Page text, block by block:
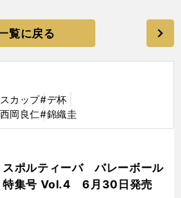
覧に戻る
カップ#デ杯
岡良仁#錦織圭
スポルティーバ バレーボール
特集号 Vol.4 6月30日発売